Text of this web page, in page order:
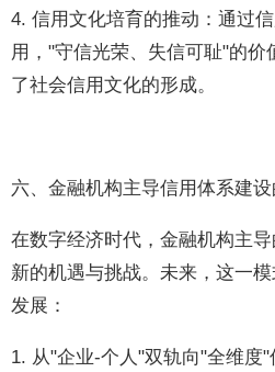
4. 信用文化培育的推动：通过
用，"守信光荣、失信可耻"的价
了社会信用文化的形成。
六、金融机构主导信用体系建
在数字经济时代，金融机构主
新的机遇与挑战。未来，这一
发展：
1. 从"企业-个人"双轨向"全维度